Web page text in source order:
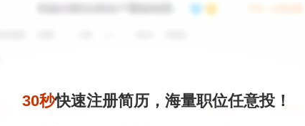
30秒快速注册简历，海量职位任意投！